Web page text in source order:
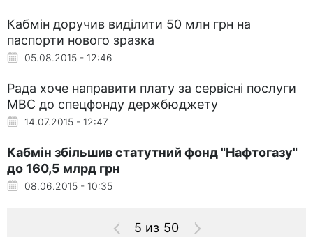
Кабмін доручив виділити 50 млн грн на
паспорти нового зразка
05.08.2015 - 12:46
Рада хоче направити плату за сервісні послуги
МВС до спецфонду держбюджету
14.07.2015 - 12:47
Кабмін збільшив статутний фонд "Нафтогазу"
до 160,5 млрд грн
08.06.2015 - 10:35
5 из 50